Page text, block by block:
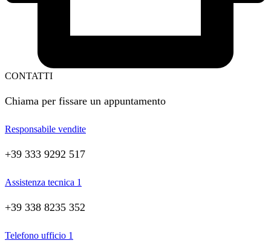
CONTATTI
Chiama per fissare un appuntamento
Responsabile vendite
+39 333 9292 517
Assistenza tecnica 1
+39 338 8235 352
Telefono ufficio 1